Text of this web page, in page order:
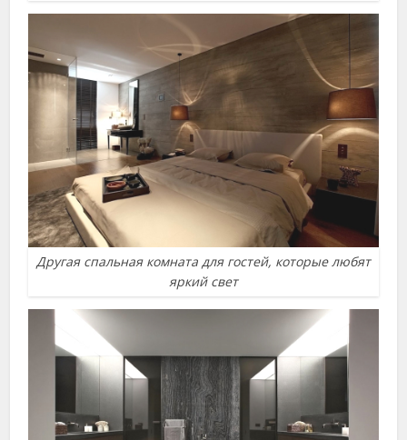
Другая спальная комната для гостей, которые любят
яркий свет